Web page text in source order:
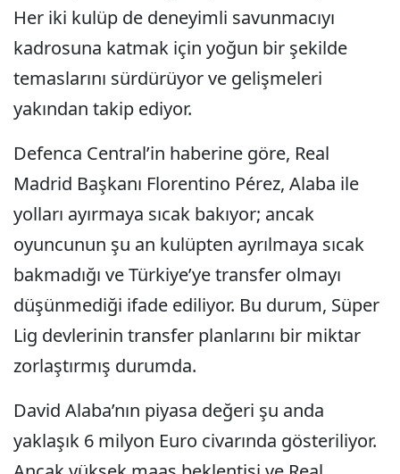
Her iki kulüp de deneyimli savunmacıyı
kadrosuna katmak için yoğun bir şekilde
temaslarını sürdürüyor ve gelişmeleri
yakından takip ediyor.
Defenca Central’in haberine göre, Real
Madrid Başkanı Florentino Pérez, Alaba ile
yolları ayırmaya sıcak bakıyor; ancak
oyuncunun şu an kulüpten ayrılmaya sıcak
bakmadığı ve Türkiye’ye transfer olmayı
düşünmediği ifade ediliyor. Bu durum, Süper
Lig devlerinin transfer planlarını bir miktar
zorlaştırmış durumda.
David Alaba’nın piyasa değeri şu anda
yaklaşık 6 milyon Euro civarında gösteriliyor.